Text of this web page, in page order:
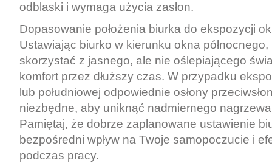
odblaski i wymaga użycia zasłon.
Dopasowanie położenia biurka do ekspozycji
Ustawiając biurko w kierunku okna
skorzystać z jasnego, ale nie oślepiającego
komfort przez dłuższy czas. W przypadku
lub południowej odpowiednie osłony
niezbędne, aby uniknąć nadmiernego
Pamiętaj, że dobrze zaplanowane ustawienie
bezpośredni wpływ na Twoje samopoczucie i
podczas pracy.